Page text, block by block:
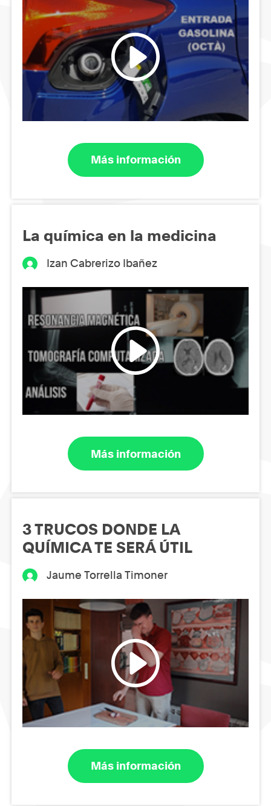
Más información
La química en la medicina
Izan Cabrerizo Ibañez
Más información
3 TRUCOS DONDE LA
QUÍMICA TE SERÁ ÚTIL
Jaume Torrella Timoner
Más información